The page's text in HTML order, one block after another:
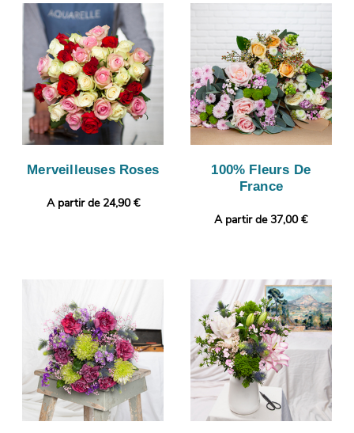
Merveilleuses Roses
A partir de 24,90 €
100% Fleurs De
France
A partir de 37,00 €